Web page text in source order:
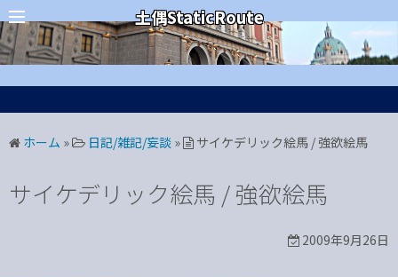
コ
ン
テ
ン
ス
ッ
土偶StaticRoute
カテゴリー
ホーム » 日記/雑記/妄談 » サイケデリック絵馬 / 強欲絵馬
サイケデリック絵馬 / 強欲絵馬
2009年9月26日